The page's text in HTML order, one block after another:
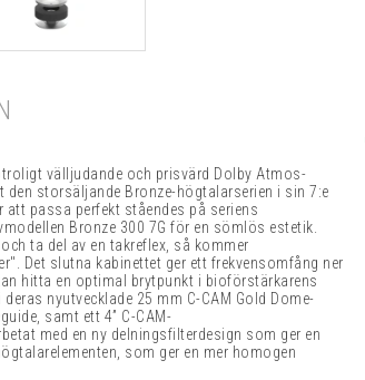
välljudande och prisvärd Dolby Atmos-
storsäljande Bronze-högtalarserien i sin 7:e
passa perfekt ståendes på seriens
Bronze 300 7G för en sömlös estetik.
ta del av en takreflex, så kommer
Det slutna kabinettet ger ett frekvensomfång ner
hitta en optimal brytpunkt i bioförstärkarens
nyutvecklade 25 mm C-CAM Gold Dome-
samt ett 4” C-CAM-
med en ny delningsfilterdesign som ger en
som ger en mer homogen